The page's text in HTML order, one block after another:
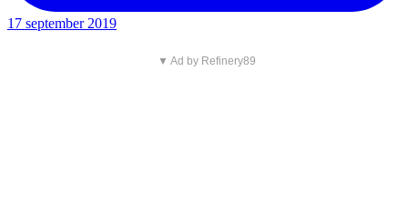
17 september 2019
▼ Ad by Refinery89